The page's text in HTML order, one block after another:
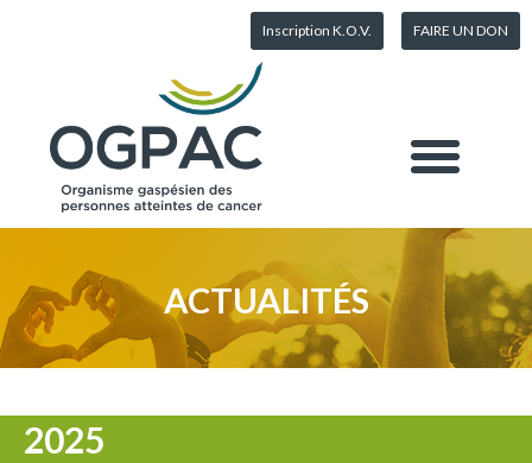
Inscription K.O.V. FAIRE UN DON
ACTUALITÉS
2025